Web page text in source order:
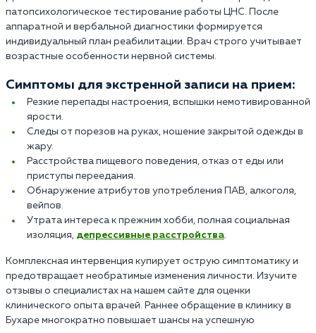
патопсихологическое тестирование работы ЦНС. После
аппаратной и вербальной диагностики формируется
индивидуальный план реабилитации. Врач строго учитывает
возрастные особенности нервной системы.
Симптомы для экстренной записи на прием:
Резкие перепады настроения, вспышки немотивированной
ярости.
Следы от порезов на руках, ношение закрытой одежды в
жару.
Расстройства пищевого поведения, отказ от еды или
приступы переедания.
Обнаружение атрибутов употребления ПАВ, алкоголя,
вейпов.
Утрата интереса к прежним хобби, полная социальная
изоляция, депрессивные расстройства.
Комплексная интервенция купирует острую симптоматику и
предотвращает необратимые изменения личности. Изучите
отзывы о специалистах на нашем сайте для оценки
клинического опыта врачей. Раннее обращение в клинику в
Бухаре многократно повышает шансы на успешную